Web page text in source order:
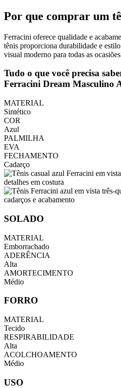
Por que comprar um
Ferracini oferece qualidade e
tênis proporciona durabilidade e
visual moderno para todas as
Tudo o que você precisa
Ferracini Dream Masculino
MATERIAL
Sintético
COR
Azul
PALMILHA
EVA
FECHAMENTO
Cadarço
SOLADO
MATERIAL
Emborrachado
ADERÊNCIA
Alta
AMORTECIMENTO
Médio
FORRO
MATERIAL
Tecido
RESPIRABILIDADE
Alta
ACOLCHOAMENTO
Médio
USO